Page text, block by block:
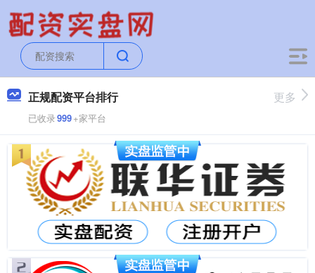
正规配资平台排行
已收录999+家平台
更多